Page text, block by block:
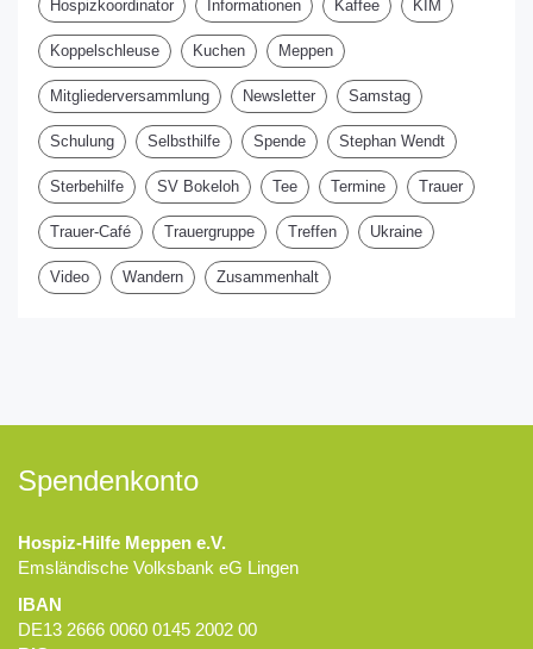
Hospizkoordinator Informationen Kaffee KIM
Koppelschleuse Kuchen Meppen
Mitgliederversammlung Newsletter Samstag
Schulung Selbsthilfe Spende Stephan Wendt
Sterbehilfe SV Bokeloh Tee Termine Trauer
Trauer-Café Trauergruppe Treffen Ukraine
Video Wandern Zusammenhalt
Spendenkonto
Hospiz-Hilfe Meppen e.V.
Emsländische Volksbank eG Lingen
IBAN
DE13 2666 0060 0145 2002 00